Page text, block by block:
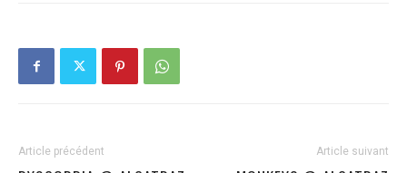
Article précédent Article suivant